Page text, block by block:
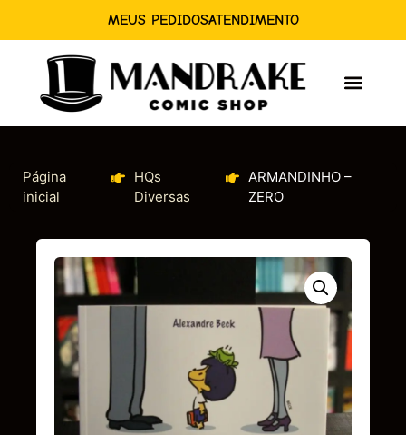
MEUS PEDIDOSATENDIMENTO
Página
inicial
HQs
Diversas
ARMANDINHO –
ZERO